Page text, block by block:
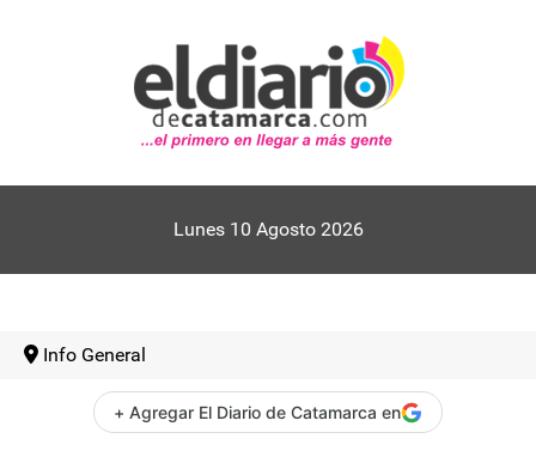
Lunes 10 Agosto 2026
Info General
+ Agregar El Diario de Catamarca en